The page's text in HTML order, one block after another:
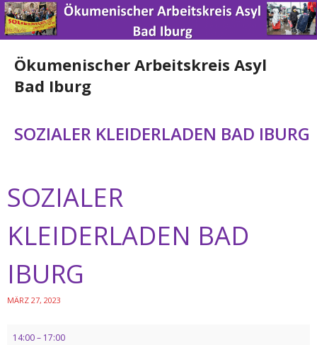
Ökumenischer Arbeitskreis Asyl
Bad Iburg
Home
Über uns
Engagement
SOZIALER KLEIDERLADEN BAD IBURG
SOZIALER
KLEIDERLADEN BAD
IBURG
MÄRZ 27, 2023
14:00– 17:00